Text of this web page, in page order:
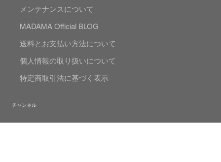
メンテナンスについて
MADAMA Official BLOG
送料とお支払い方法について
個人情報の取り扱いについて
特定商取引法に基づく表示
チャンネル
FaceBook